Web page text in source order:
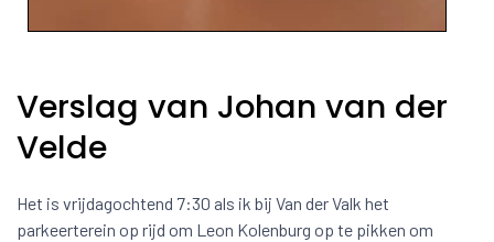
Verslag van Johan van der
Velde
Het is vrijdagochtend 7:30 als ik bij Van der Valk het
parkeerterein op rijd om Leon Kolenburg op te pikken om